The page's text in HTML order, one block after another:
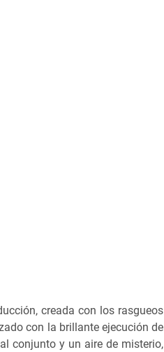
creada con los rasgueos
con la brillante ejecución de
conjunto y un aire de misterio,